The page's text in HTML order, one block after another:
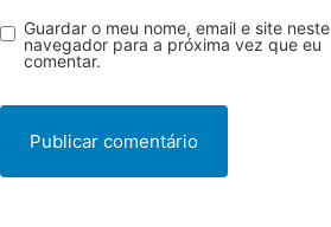
Guardar o meu nome, email e site neste
navegador para a próxima vez que eu
comentar.